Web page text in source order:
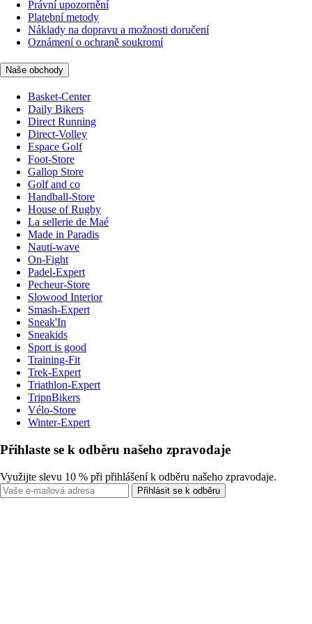
Právní upozornění
Platební metody
Náklady na dopravu a možnosti doručení
Oznámení o ochraně soukromí
Naše obchody
Basket-Center
Daily Bikers
Direct Running
Direct-Volley
Espace Golf
Foot-Store
Gallop Store
Golf and co
Handball-Store
House of Rugby
La sellerie de Maé
Made in Paradis
Nauti-wave
On-Fight
Padel-Expert
Pecheur-Store
Slowood Interior
Smash-Expert
Sneak'In
Sneakids
Sport is good
Training-Fit
Trek-Expert
Triathlon-Expert
TripnBikers
Vélo-Store
Winter-Expert
Přihlaste se k odběru našeho zpravodaje
Využijte slevu 10 % při přihlášení k odběru našeho zpravodaje.
Přihlásit se k odběru